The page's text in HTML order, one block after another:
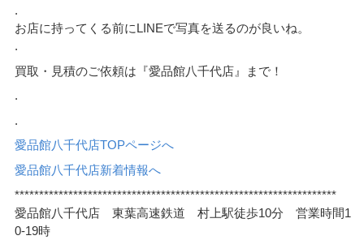
.
お店に持ってくる前にLINEで写真を送るのが良いね。
.
買取・見積のご依頼は『愛品館八千代店』まで！
.
.
愛品館八千代店TOPページへ
愛品館八千代店新着情報へ
******************************************************************
愛品館八千代店 東葉高速鉄道 村上駅徒歩10分 営業時間1
0-19時